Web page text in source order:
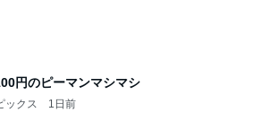
円のピーマンマシマシ
ックス 1日前